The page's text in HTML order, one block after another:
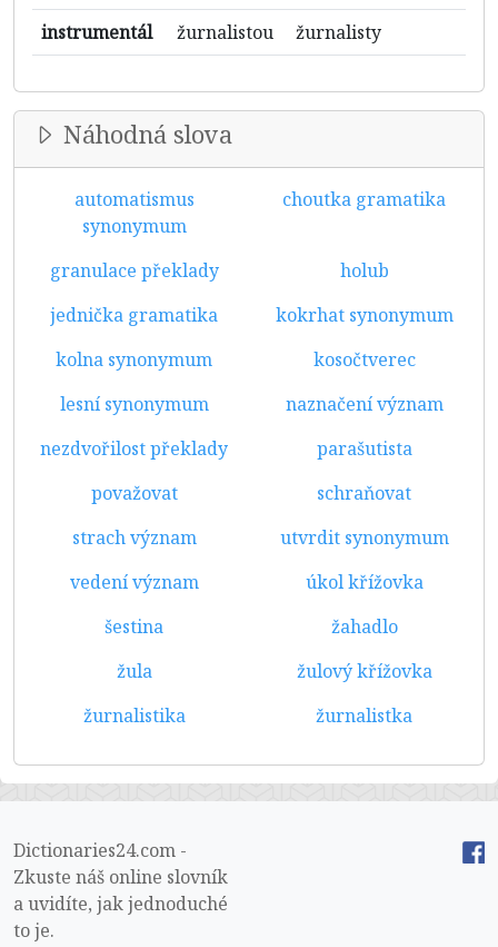
instrumentál
žurnalistou žurnalisty
Náhodná slova
automatismus
synonymum
choutka gramatika
granulace překlady
holub
jednička gramatika
kokrhat synonymum
kolna synonymum
kosočtverec
lesní synonymum
naznačení význam
nezdvořilost překlady
parašutista
považovat
schraňovat
strach význam
utvrdit synonymum
vedení význam
úkol křížovka
šestina
žahadlo
žula
žulový křížovka
žurnalistika
žurnalistka
Dictionaries24.com -
Zkuste náš online slovník
a uvidíte, jak jednoduché
to je.